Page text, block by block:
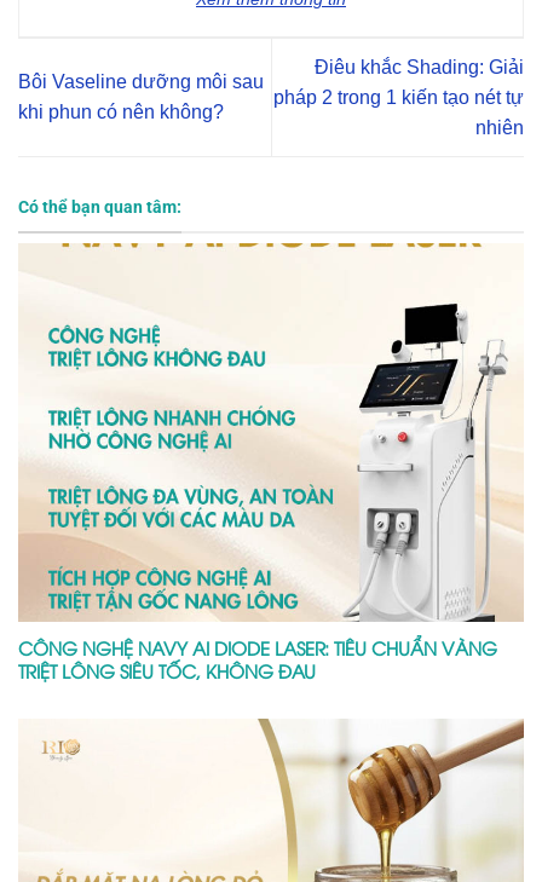
Bôi Vaseline dưỡng môi sau
khi phun có nên không?
Điêu khắc Shading: Giải
pháp 2 trong 1 kiến tạo nét tự
nhiên
Có thể bạn quan tâm:
CÔNG NGHỆ NAVY AI DIODE LASER: TIÊU CHUẨN VÀNG
TRIỆT LÔNG SIÊU TỐC, KHÔNG ĐAU